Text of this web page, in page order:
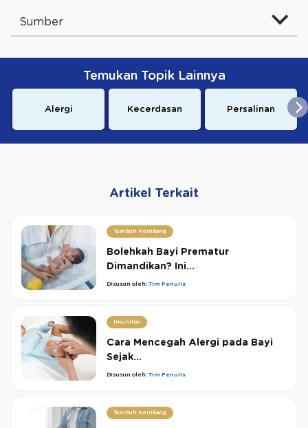
Sumber
Temukan Topik Lainnya
Alergi Kecerdasan Persalinan
Artikel Terkait
Tumbuh Kembang
Bolehkah Bayi Prematur
Dimandikan? Ini...
Disusun oleh: Tim Penulis
Imunitas
Cara Mencegah Alergi pada Bayi
Sejak...
Disusun oleh: Tim Penulis
Tumbuh Kembang